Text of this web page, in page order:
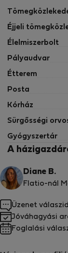
Éjjeli
Élelmiszerbolt
Pályaudvar
Étterem
Posta
Kórház
Sürgősségi
Gyógyszertár
A
Diane B.
Flatio-nál
Üzenet
Jóváhagyási
Foglalási